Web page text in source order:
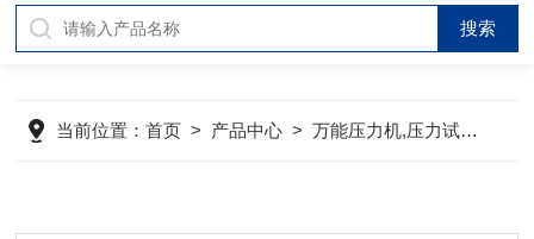
当前位置：首页 > 产品中心 >万能压力机,压力试验机